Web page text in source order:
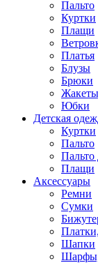
Пальто
Куртки
Плащи
Платья
Блузы
Брюки
Юбки
Детская
Куртки
Пальто
Пальто
Плащи
Аксессуары
Ремни
Сумки
Шапки